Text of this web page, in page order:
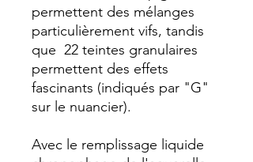
permettent des mélanges
particulièrement vifs, tandis
que 22 teintes granulaires
permettent des effets
fascinants (indiqués par "G"
sur le nuancier).
Avec le remplissage liquide